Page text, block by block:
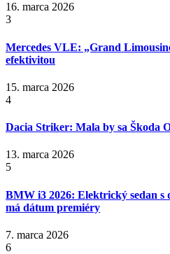
16. marca 2026
3
Mercedes VLE: „Grand
efektivitou
15. marca 2026
4
Dacia Striker: Mala by sa Škoda
13. marca 2026
5
BMW i3 2026: Elektrický sedan s
má dátum premiéry
7. marca 2026
6